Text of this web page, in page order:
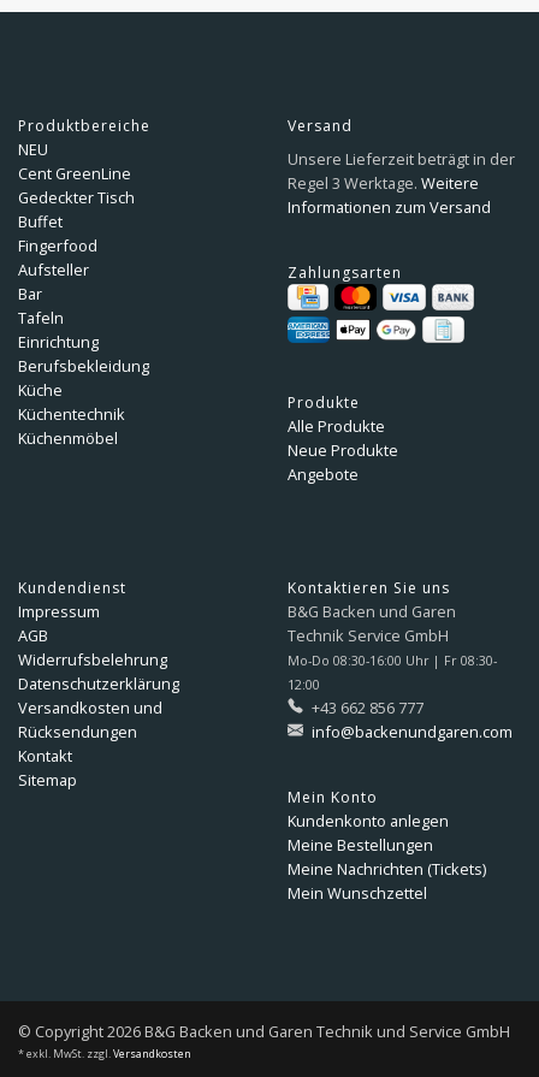
Produktbereiche
NEU
Cent GreenLine
Gedeckter Tisch
Buffet
Fingerfood
Aufsteller
Bar
Tafeln
Einrichtung
Berufsbekleidung
Küche
Küchentechnik
Küchenmöbel
Versand
Unsere Lieferzeit beträgt in der
Regel 3 Werktage. Weitere
Informationen zum Versand
Zahlungsarten
Produkte
Alle Produkte
Neue Produkte
Angebote
Kundendienst
Impressum
AGB
Widerrufsbelehrung
Datenschutzerklärung
Versandkosten und
Rücksendungen
Kontakt
Sitemap
Kontaktieren Sie uns
B&G Backen und Garen
Technik Service GmbH
Mo-Do 08:30-16:00 Uhr | Fr 08:30-
12:00
+43 662 856 777
info@backenundgaren.com
Mein Konto
Kundenkonto anlegen
Meine Bestellungen
Meine Nachrichten (Tickets)
Mein Wunschzettel
© Copyright 2026 B&G Backen und Garen Technik und Service GmbH
* exkl. MwSt. zzgl.Versandkosten